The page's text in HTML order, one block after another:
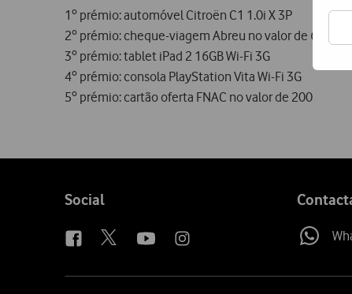
1º prémio: automóvel Citroën C1 1.0i X 3P
2º prémio: cheque-viagem Abreu no valor de 600
3º prémio: tablet iPad 2 16GB Wi-Fi 3G
4º prémio: consola PlayStation Vita Wi-Fi 3G
5º prémio: cartão oferta FNAC no valor de 200
Follow
Social